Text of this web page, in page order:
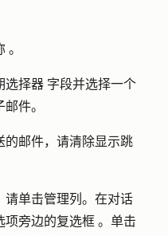
。
选择器 字段并选择一个
件。
的邮件，请清除显示跳
请单击管理列。 在对话
项旁边的复选框 。单击